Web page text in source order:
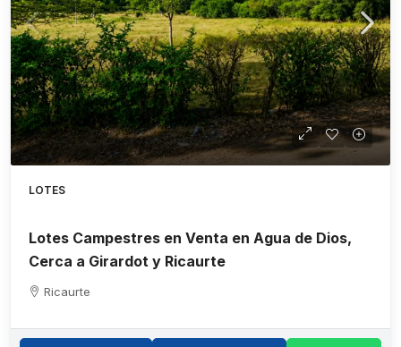
LOTES
Lotes Campestres en Venta en Agua de Dios,
Cerca a Girardot y Ricaurte
Ricaurte